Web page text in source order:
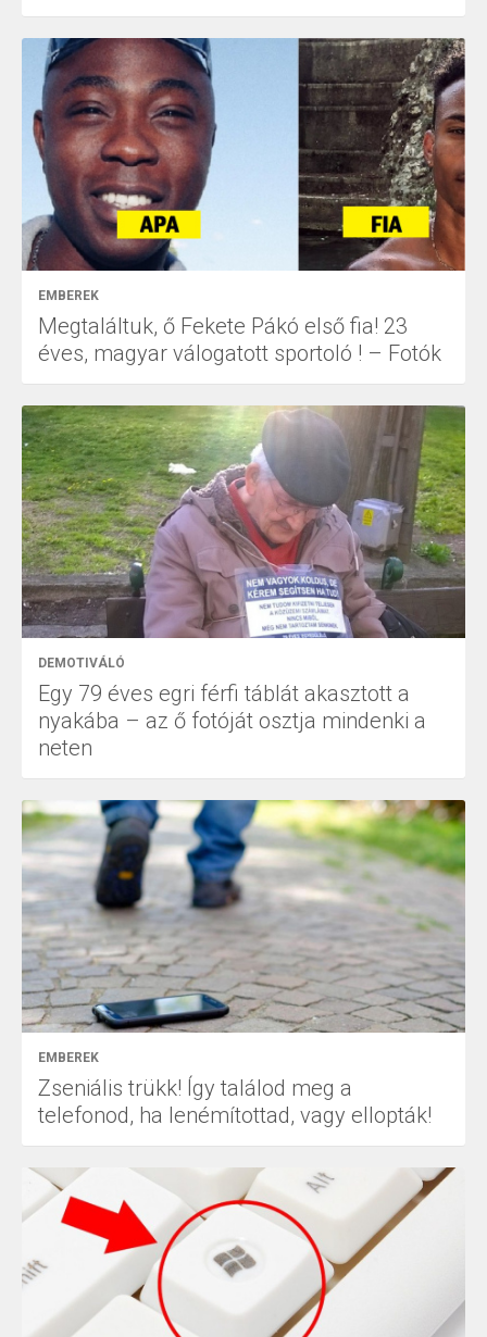
EMBEREK
Megtaláltuk, ő Fekete Pákó első fia! 23
éves, magyar válogatott sportoló ! – Fotók
DEMOTIVÁLÓ
Egy 79 éves egri férfi táblát akasztott a
nyakába – az ő fotóját osztja mindenki a
neten
EMBEREK
Zseniális trükk! Így találod meg a
telefonod, ha lenémítottad, vagy ellopták!